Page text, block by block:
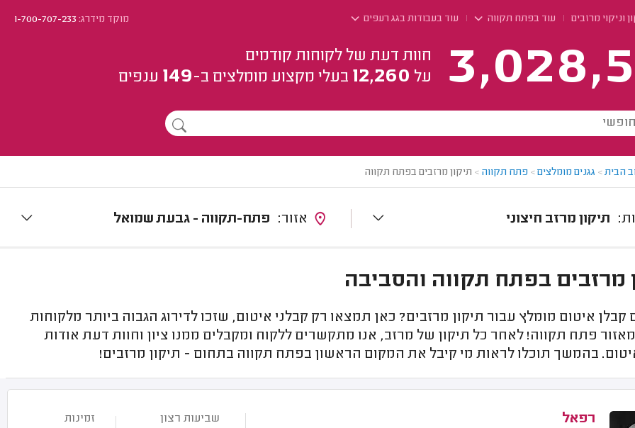
וניקוי מרזבים עוד בפתח תקווה עוד בעבודות בגג רעפים מוקד מידרג:1-700-707-233
חוות דעת של לקוחות קודמים
על 12,260 בעלי מקצוע מומלצים ב-149 ענפים
הבית> גגנים מומלצים> פתח תקווה > תיקון מרזבים בפתח תקווה
תיקון מרזב חיצוני פתח-תקווה - גבעת שמואל
מרזבים בפתח תקווה והסביבה
איטום מומלץ עבור תיקון מרזבים? כאן תמצאו רק קבלני איטום, שזכו לדירוג הגבוה ביותר מלקוחות
פתח תקווה! לאחר כל תיקון של מרזב, אנו מתקשרים ללקוח ומקבלים ממנו ציון וחוות דעת אודות
בהמשך תוכלו לראות מי קיבל את המקום הראשון בפתח תקווה בתחום - תיקון מרזבים!
רפאל
שביעות רצון
זמינות